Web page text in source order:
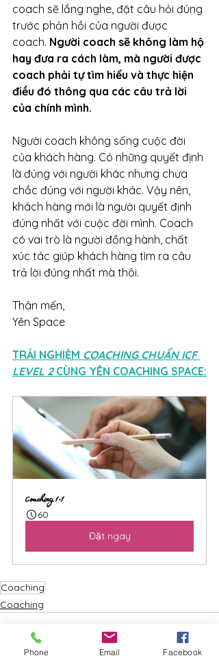
coach sẽ lắng nghe, đặt câu hỏi đúng
trước phản hồi của người được
coach. Người coach sẽ không làm hộ
hay đưa ra cách làm, mà người được
coach phải tự tìm hiểu và thực hiện
điều đó thông qua các câu trả lời
của chính mình.
Người coach không sống cuộc đời
của khách hàng. Có những quyết định
là đúng với người khác nhưng chưa
chắc đúng với người khác. Vậy nên,
khách hàng mới là người quyết định
đúng nhất với cuộc đời mình. Coach
có vai trò là người đồng hành, chất
xúc tác giúp khách hàng tìm ra câu
trả lời đúng nhất mà thôi.
Thân mến,
Yên Space
TRẢI NGHIỆM COACHING CHUẨN ICF
LEVEL 2 CÙNG YÊN COACHING SPACE:
Coaching 1-1
60
Đặt ngay
Coaching
Coaching
Phone Email Facebook